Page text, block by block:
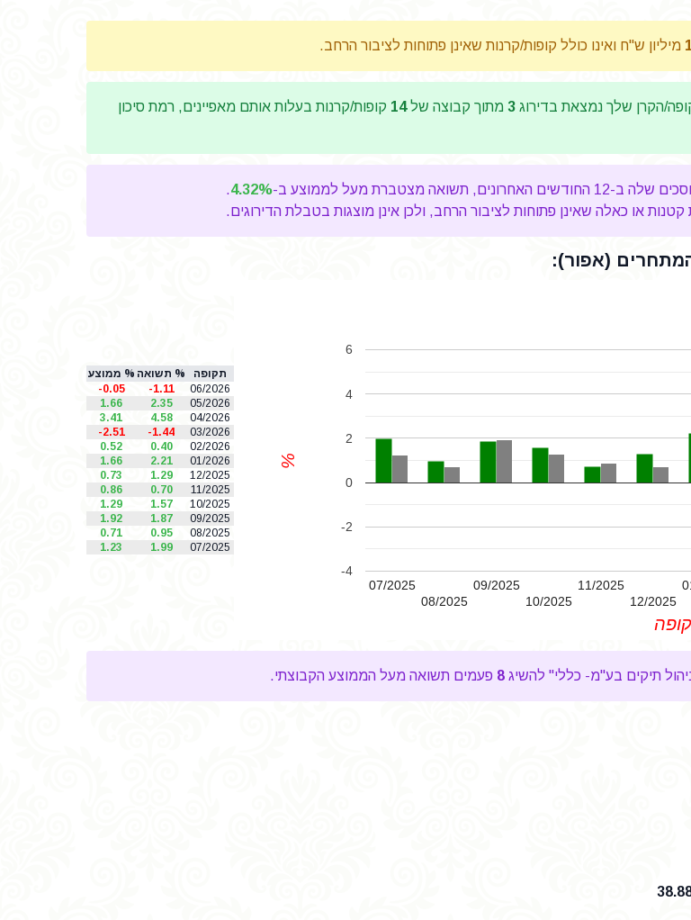
מיליון ש"ח ואינו כולל קופות/קרנות שאינן פתוחות לציבור הרחב.
הקרן שלך נמצאת בדירוג 3 מתוך קבוצה של14 קופות/קרנות בעלות אותם מאפיינים, רמת סיכון
מעל לממוצע ב- 4.32%
.
או כאלה שאינן פתוחות לציבור הרחב, ולכן אינן מוצגות בטבלת הדירוגים.
(אפור):
07/2025
08/2025
09/2025
10/2025
11/2025
12/2025
-4
-2
0
2
4
6
%
תקופה % תשואה % ממוצע
06/2026
-1.11
-0.05
05/2026
2.35
1.66
04/2026
4.58
3.41
03/2026
-1.44
-2.51
02/2026
0.40
0.52
01/2026
2.21
1.66
12/2025
1.29
0.73
11/2025
0.70
0.86
10/2025
1.57
1.29
09/2025
1.87
1.92
08/2025
0.95
0.71
07/2025
1.99
1.23
8 פעמים תשואה מעל הממוצע הקבוצתי.